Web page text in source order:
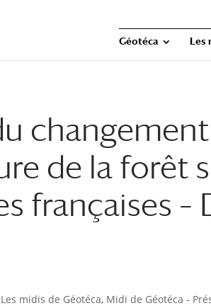
Géotéca Les
de la forêt
françaises –
Les midis de Géotéca, Midi de Géotéca -